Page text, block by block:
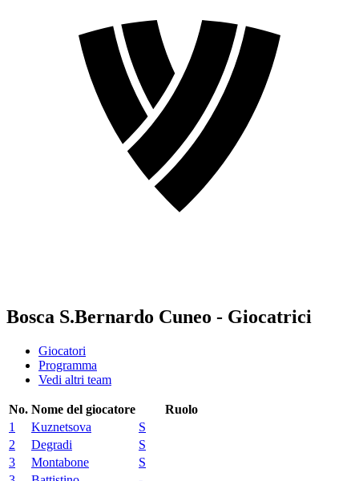
Bosca S.Bernardo Cuneo - Giocatrici
Giocatori
Programma
Vedi altri team
No. Nome del giocatore
Ruolo
1
Kuznetsova
S
2
Degradi
S
3
Montabone
S